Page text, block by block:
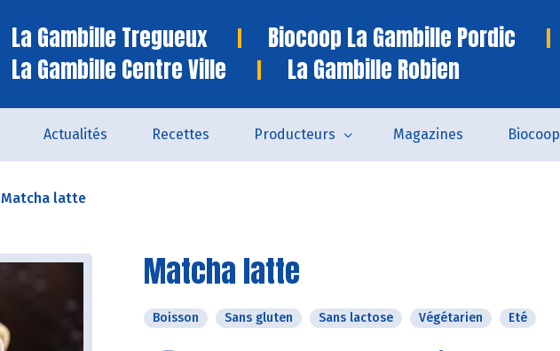
La Gambille Tregueux Biocoop La Gambille Pordic
La Gambille Centre Ville
La Gambille Robien
Actualités Recettes Producteurs Magazines Biocoop
Matcha latte
Matcha latte
Boisson Sans gluten Sans lactose Végétarien Eté